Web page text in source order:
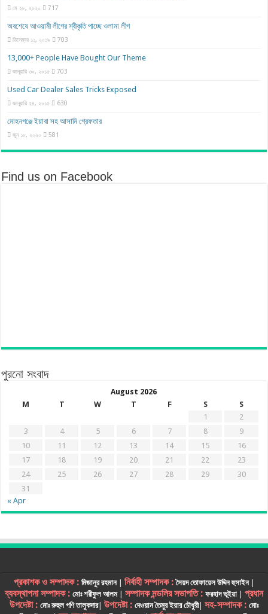
মে ২৮, ২০২০ 717
অবশেষে আওয়ামী লীগের স্বীকৃতি পাচ্ছে ওলামা লীগ
ডিসেম্বর ১১, ২০১৯ 703
13,000+ People Have Bought Our Theme
জানুয়ারি ৩০, ২০১৫ 703
Used Car Dealer Sales Tricks Exposed
জানুয়ারি ২৪, ২০১৫ 630
মোহনগঞ্জে ইয়াবা সহ আসামি গ্রেফতার
জুন ১৮, ২০২০ 581
Find us on Facebook
পুরনো সংবাদ
August 2026
M
T W T F S
S
1
2
3
4 5 6 7 8
9
10
11 12 13 14 15
16
17
18 19 20 21 22
23
24
25 26 27 28 29
30
31
« Apr
প্রকাশক ও সম্পাদক : মিজানুর রহমান নির্বাহী সম্পাদক :সৈয়দ তোফায়েল উদ্দিন হুসাইন|
ব্যবস্থাপনা সম্পাদক : মোঃ শরীফুল আলম সম্পাদক মন্ডলির সভাপতি : ফরহাদ ভূইয়া
প্রধান
উপদেষ্টা : মোঃ রুহুল গণি তালুকদার| উপদেষ্টা : দেওয়ান তৈমুর ইয়ার চৌধুরী| সহ-সম্পাদক : মোঃ